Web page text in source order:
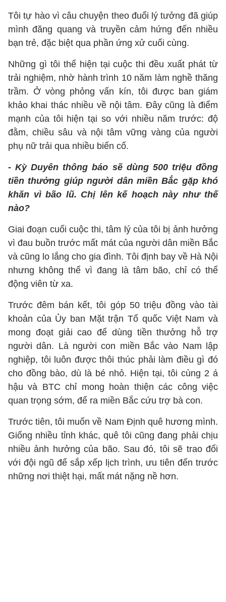
Tôi tự hào vì câu chuyện theo đuổi lý tưởng đã giúp
mình đăng quang và truyền cảm hứng đến nhiều
bạn trẻ, đặc biệt qua phần ứng xử cuối cùng.
Những gì tôi thể hiện tại cuộc thi đều xuất phát từ
trải nghiệm, nhờ hành trình 10 năm làm nghề thăng
trầm. Ở vòng phỏng vấn kín, tôi được ban giám
khảo khai thác nhiều về nội tâm. Đây cũng là điểm
mạnh của tôi hiện tại so với nhiều năm trước: độ
đằm, chiều sâu và nội tâm vững vàng của người
phụ nữ trải qua nhiều biến cố.
- Kỳ Duyên thông báo sẽ dùng 500 triệu đồng
tiền thưởng giúp người dân miền Bắc gặp khó
khăn vì bão lũ. Chị lên kế hoạch này như thế
nào?
Giai đoạn cuối cuộc thi, tâm lý của tôi bị ảnh hưởng
vì đau buồn trước mất mát của người dân miền Bắc
và cũng lo lắng cho gia đình. Tôi định bay về Hà Nội
nhưng không thể vì đang là tâm bão, chỉ có thể
động viên từ xa.
Trước đêm bán kết, tôi góp 50 triệu đồng vào tài
khoản của Ủy ban Mặt trận Tổ quốc Việt Nam và
mong đoạt giải cao để dùng tiền thưởng hỗ trợ
người dân. Là người con miền Bắc vào Nam lập
nghiệp, tôi luôn được thôi thúc phải làm điều gì đó
cho đồng bào, dù là bé nhỏ. Hiện tại, tôi cùng 2 á
hậu và BTC chỉ mong hoàn thiện các công việc
quan trọng sớm, để ra miền Bắc cứu trợ bà con.
Trước tiên, tôi muốn về Nam Định quê hương mình.
Giống nhiều tỉnh khác, quê tôi cũng đang phải chịu
nhiều ảnh hưởng của bão. Sau đó, tôi sẽ trao đổi
với đội ngũ để sắp xếp lịch trình, ưu tiên đến trước
những nơi thiệt hại, mất mát nặng nề hơn.